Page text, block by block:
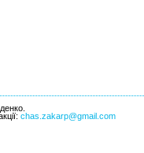
chas.zakarp@gmail.com